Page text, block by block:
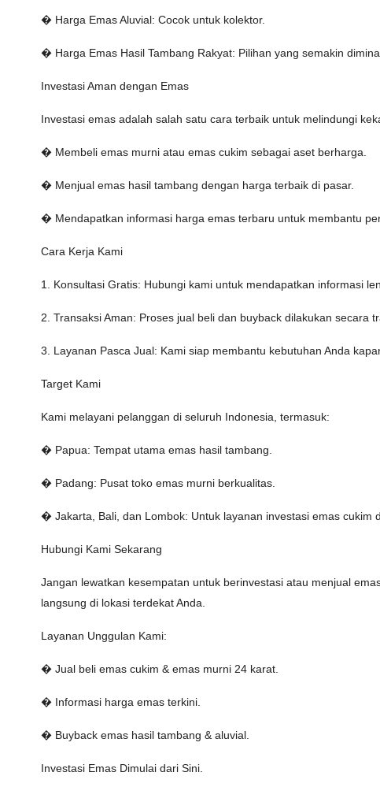
� Harga Emas Aluvial: Cocok untuk kolektor.
� Harga Emas Hasil Tambang Rakyat: Pilihan yang semakin
Investasi Aman dengan Emas
Investasi emas adalah salah satu cara terbaik untuk melindungi
� Membeli emas murni atau emas cukim sebagai aset berharga.
� Menjual emas hasil tambang dengan harga terbaik di pasar.
� Mendapatkan informasi harga emas terbaru untuk membantu
Cara Kerja Kami
1. Konsultasi Gratis: Hubungi kami untuk mendapatkan informasi
2. Transaksi Aman: Proses jual beli dan buyback dilakukan secara
3. Layanan Pasca Jual: Kami siap membantu kebutuhan Anda
Target Kami
Kami melayani pelanggan di seluruh Indonesia, termasuk:
� Papua: Tempat utama emas hasil tambang.
� Padang: Pusat toko emas murni berkualitas.
� Jakarta, Bali, dan Lombok: Untuk layanan investasi emas cukim
Hubungi Kami Sekarang
Jangan lewatkan kesempatan untuk berinvestasi atau menjual
langsung di lokasi terdekat Anda.
Layanan Unggulan Kami:
� Jual beli emas cukim & emas murni 24 karat.
� Informasi harga emas terkini.
� Buyback emas hasil tambang & aluvial.
Investasi Emas Dimulai dari Sini.